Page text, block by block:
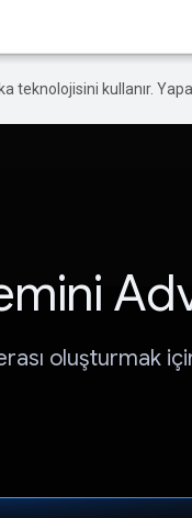
teknolojisini kullanır.
oluşturmak